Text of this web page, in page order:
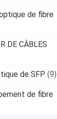
de fibre
DE CÂBLES
de SFP (9)
de fibre